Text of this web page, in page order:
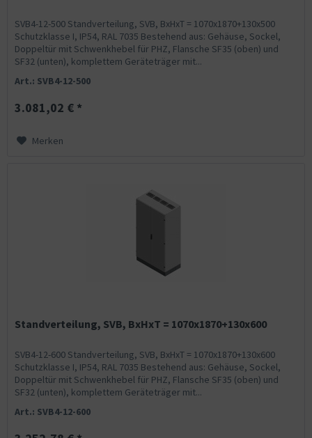
SVB4-12-500 Standverteilung, SVB, BxHxT = 1070x1870+130x500
Schutzklasse I, IP54, RAL 7035 Bestehend aus: Gehäuse, Sockel,
Doppeltür mit Schwenkhebel für PHZ, Flansche SF35 (oben) und
SF32 (unten), komplettem Geräteträger mit...
Art.: SVB4-12-500
3.081,02 € *
Merken
Standverteilung, SVB, BxHxT = 1070x1870+130x600
SVB4-12-600 Standverteilung, SVB, BxHxT = 1070x1870+130x600
Schutzklasse I, IP54, RAL 7035 Bestehend aus: Gehäuse, Sockel,
Doppeltür mit Schwenkhebel für PHZ, Flansche SF35 (oben) und
SF32 (unten), komplettem Geräteträger mit...
Art.: SVB4-12-600